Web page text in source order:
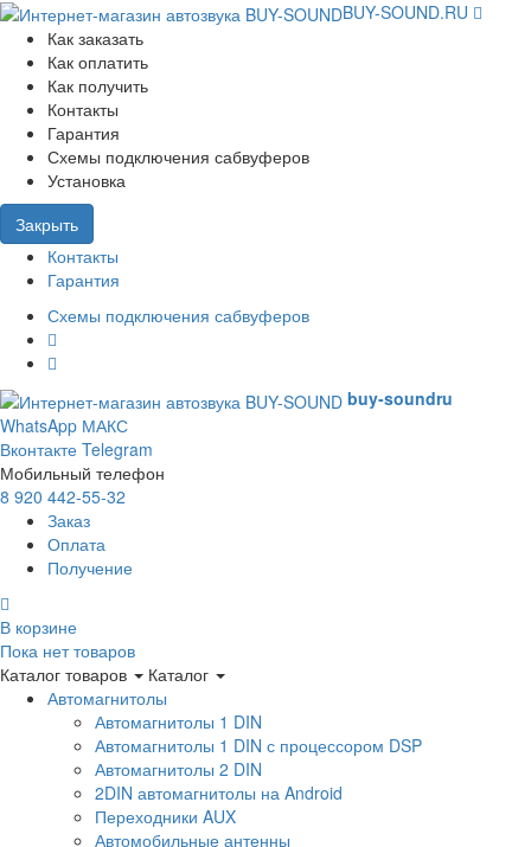
BUY-SOUND.RU
Как заказать
Как оплатить
Как получить
Контакты
Гарантия
Схемы подключения сабвуферов
Установка
Закрыть
Контакты
Гарантия
Схемы подключения сабвуферов
buy-soundru
WhatsApp МАКС
Вконтакте Telegram
Мобильный телефон
8 920 442-55-32
Заказ
Оплата
Получение
В корзине
Пока нет товаров
Каталог товаров
Каталог
Автомагнитолы
Автомагнитолы 1 DIN
Автомагнитолы 1 DIN с процессором DSP
Автомагнитолы 2 DIN
2DIN автомагнитолы на Android
Переходники AUX
Автомобильные антенны